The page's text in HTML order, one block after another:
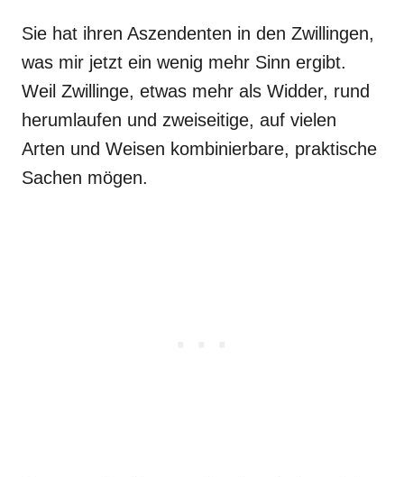
Sie hat ihren Aszendenten in den Zwillingen,
was mir jetzt ein wenig mehr Sinn ergibt.
Weil Zwillinge, etwas mehr als Widder, rund
herumlaufen und zweiseitige, auf vielen
Arten und Weisen kombinierbare, praktische
Sachen mögen.